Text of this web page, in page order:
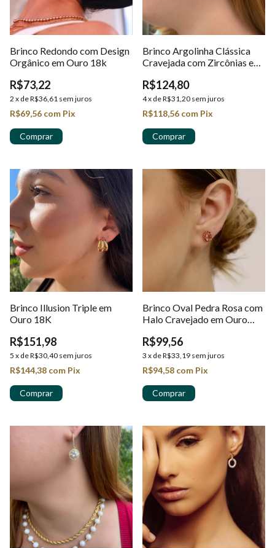
Brinco Redondo com Design
Orgânico em Ouro 18k
R$73,22
2 x deR$36,61 sem juros
R$69,56 com Pix
Brinco Argolinha Clássica
Cravejada com Zircônias em
R$124,80
4x deR$31,20 sem juros
R$118,56 com Pix
Brinco Illusion Triple em
Ouro 18K
R$151,98
5 x deR$30,40 sem juros
R$144,38 com Pix
Brinco Oval Pedra Rosa com
Halo Cravejado em Ouro
R$99,56
3 x deR$33,19 sem juros
R$94,58 com Pix